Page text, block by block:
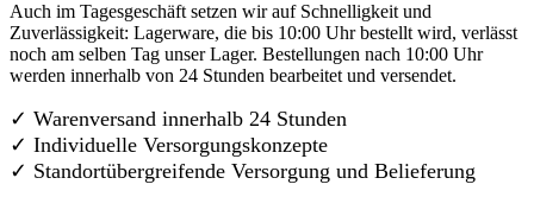
Auch im Tagesgeschäft setzen wir auf Schnelligkeit und
Zuverlässigkeit: Lagerware, die bis 10:00 Uhr bestellt wird, verlässt
noch am selben Tag unser Lager. Bestellungen nach 10:00 Uhr
werden innerhalb von 24 Stunden bearbeitet und versendet.
✓ Warenversand innerhalb 24 Stunden
✓ Individuelle Versorgungskonzepte
✓ Standortübergreifende Versorgung und Belieferung